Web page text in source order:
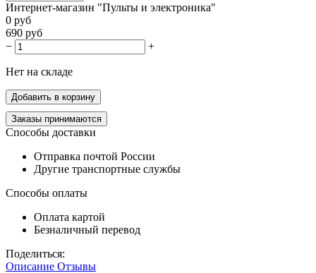
Интернет-магазин "Пульты и электроника"
0 руб
690 руб
−
+
Нет на складе
Добавить в корзину
Заказы принимаются
Способы доставки
Отправка почтой России
Другие транспортные службы
Способы оплаты
Оплата картой
Безналичный перевод
Поделиться:
Описание Отзывы